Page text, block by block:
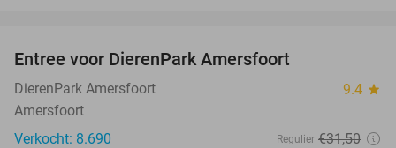
Entree voor DierenPark Amersfoort
DierenPark Amersfoort 9.4 star
Amersfoort
Verkocht: 8.690
Regulier €31,50